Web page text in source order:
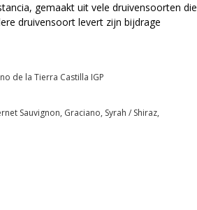
gemaakt uit vele druivensoorten die
druivensoort levert zijn bijdrage
de la Tierra Castilla IGP
Sauvignon Graciano Syrah / Shiraz